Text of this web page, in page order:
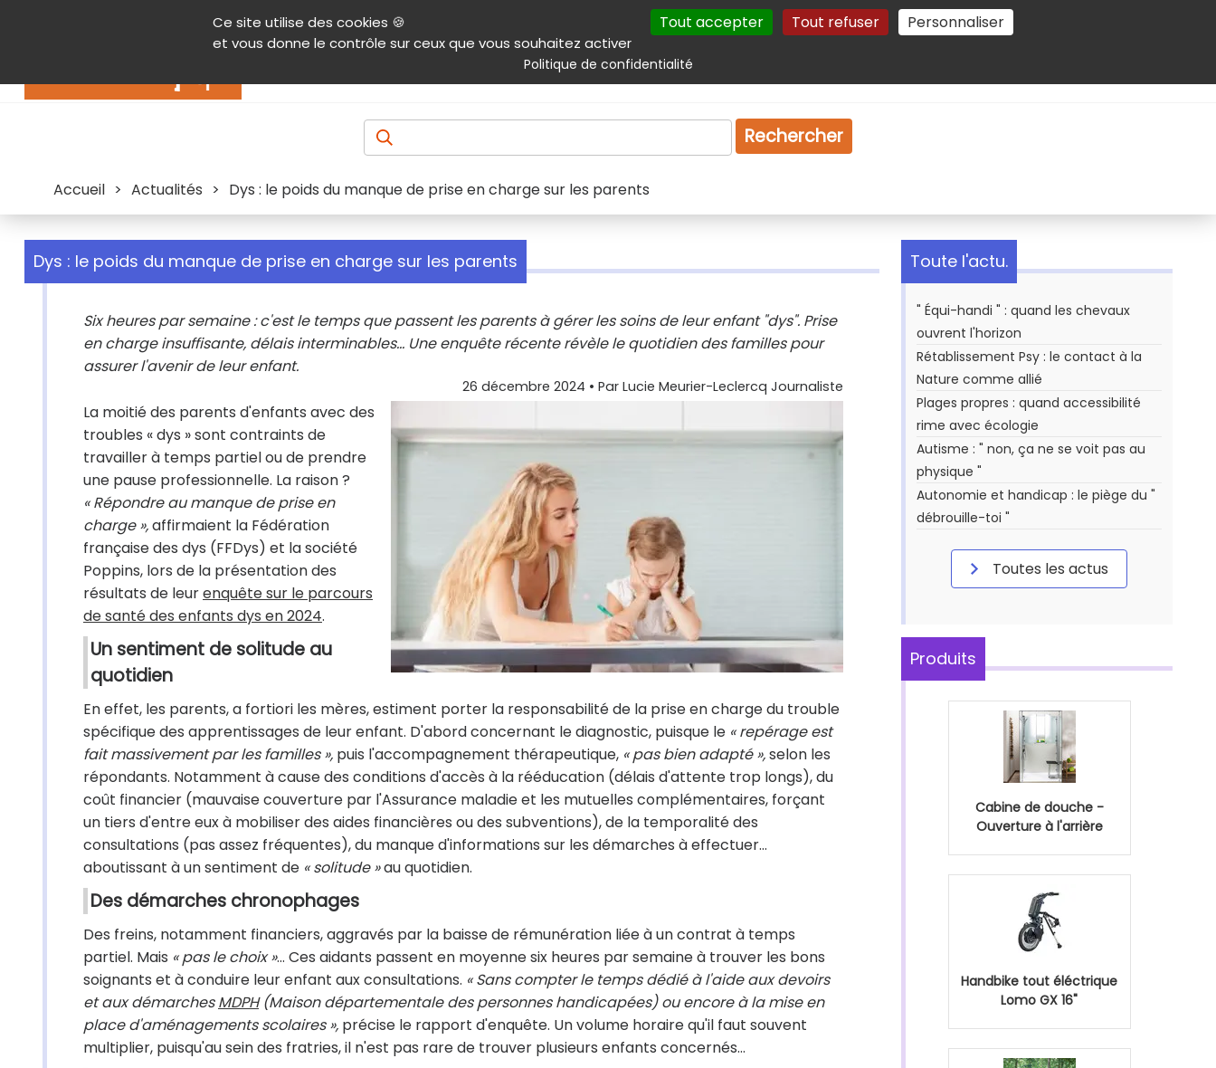
Ce site utilise des cookies 🍪
et vous donne le contrôle sur ceux que vous souhaitez activer
Tout accepter Tout refuser Personnaliser
Politique de confidentialité
Contenu Aide et accessibilité Menu principal Autres services Plan du site Gestion des cookies
Produits & services Emploi Droit
Rechercher
Accueil > Actualités > Dys : le poids du manque de prise en charge sur les parents
Dys : le poids du manque de prise en charge sur les parents
Six heures par semaine : c'est le temps que passent les parents à gérer les soins de leur enfant "dys". Prise
en charge insuffisante, délais interminables... Une enquête récente révèle le quotidien des familles pour
assurer l'avenir de leur enfant.
26 décembre 2024 • Par Lucie Meurier-Leclercq Journaliste
La moitié des parents d'enfants avec des
troubles « dys » sont contraints de
travailler à temps partiel ou de prendre
une pause professionnelle. La raison ?
« Répondre au manque de prise en
charge »,affirmaient la Fédération
française des dys (FFDys) et la société
Poppins, lors de la présentation des
résultats de leurenquête sur le parcours
de santé des enfants dys en 2024.
Un sentiment de solitude au
quotidien
En effet, les parents, a fortiori les mères, estiment porter la responsabilité de la prise en charge du trouble
spécifique des apprentissages de leur enfant. D'abord concernant le diagnostic, puisque le « repérage est
fait massivement par les familles », puis l'accompagnement thérapeutique, « pas bien adapté »,selon les
répondants. Notamment à cause des conditions d'accès à la rééducation (délais d'attente trop longs), du
coût financier (mauvaise couverture par l'Assurance maladie et les mutuelles complémentaires, forçant
un tiers d'entre eux à mobiliser des aides financières ou des subventions), de la temporalité des
consultations (pas assez fréquentes), du manque d'informations sur les démarches à effectuer…
aboutissant à un sentiment de « solitude »au quotidien.
Des démarches chronophages
Des freins, notamment financiers, aggravés par la baisse de rémunération liée à un contrat à temps
partiel. Mais « pas le choix »... Ces aidants passent en moyenne six heures par semaine à trouver les bons
soignants et à conduire leur enfant aux consultations. « Sans compter le temps dédié à l'aide aux devoirs
et aux démarchesMDPH(Maison départementale des personnes handicapées) ou encore à la mise en
place d'aménagements scolaires », précise le rapport d'enquête. Un volume horaire qu'il faut souvent
multiplier, puisqu'au sein des fratries, il n'est pas rare de trouver plusieurs enfants concernés…
Toute l'actu.
" Équi-handi " : quand les chevaux
ouvrent l'horizon
Rétablissement Psy : le contact à la
Nature comme allié
Plages propres : quand accessibilité
rime avec écologie
Autisme : " non, ça ne se voit pas au
physique "
Autonomie et handicap : le piège du "
débrouille-toi "
Toutes les actus
Produits
Cabine de douche -
Ouverture à l'arrière
Handbike tout éléctrique
Lomo GX 16"